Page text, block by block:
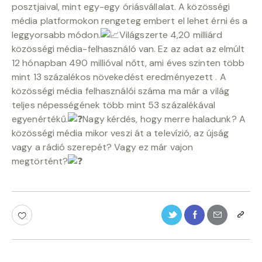
posztjaival, mint egy-egy óriásvállalat. A közösségi
média platformokon rengeteg embert el lehet érni és a
leggyorsabb módon.
Világszerte 4,20 milliárd
közösségi média-felhasználó van. Ez az adat az elmúlt
12 hónapban 490 millióval nőtt, ami éves szinten több
mint 13 százalékos növekedést eredményezett . A
közösségi média felhasználói száma ma már a világ
teljes népességének több mint 53 százalékával
egyenértékű.
Nagy kérdés, hogy merre haladunk? A
közösségi média mikor veszi át a televízió, az újság
vagy a rádió szerepét? Vagy ez már vajon
megtörtént?